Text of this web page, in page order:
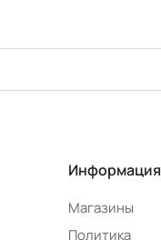
Информация
Магазины
Политика